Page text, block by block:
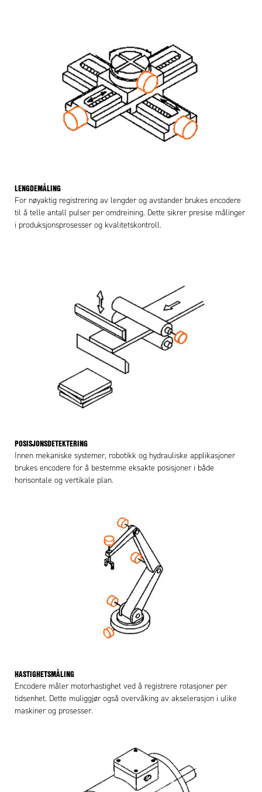
LENGDEMÅLING
For nøyaktig registrering av lengder og avstander brukes encodere
til å telle antall pulser per omdreining. Dette sikrer presise målinger
i produksjonsprosesser og kvalitetskontroll.
POSISJONSDETEKTERING
Innen mekaniske systemer, robotikk og hydrauliske applikasjoner
brukes encodere for å bestemme eksakte posisjoner i både
horisontale og vertikale plan.
HASTIGHETSMÅLING
Encodere måler motorhastighet ved å registrere rotasjoner per
tidsenhet. Dette muliggjør også overvåking av akselerasjon i ulike
maskiner og prosesser.